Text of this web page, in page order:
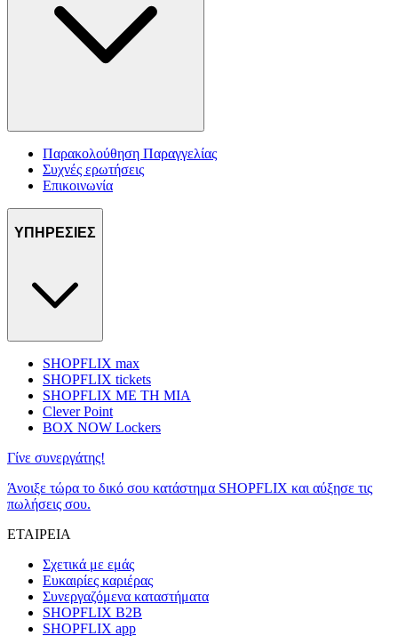
Παρακολούθηση Παραγγελίας
Συχνές ερωτήσεις
Επικοινωνία
ΥΠΗΡΕΣΙΕΣ
SHOPFLIX max
SHOPFLIX tickets
SHOPFLIX ΜΕ ΤΗ ΜΙΑ
Clever Point
BOX NOW Lockers
Γίνε συνεργάτης!
Άνοιξε τώρα το δικό σου κατάστημα SHOPFLIX και αύξησε τις
πωλήσεις σου.
ΕΤΑΙΡΕΙΑ
Σχετικά με εμάς
Ευκαιρίες καριέρας
Συνεργαζόμενα καταστήματα
SHOPFLIX B2B
SHOPFLIX app